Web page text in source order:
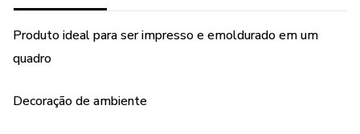
Produto ideal para ser impresso e emoldurado em um
quadro
Decoração de ambiente